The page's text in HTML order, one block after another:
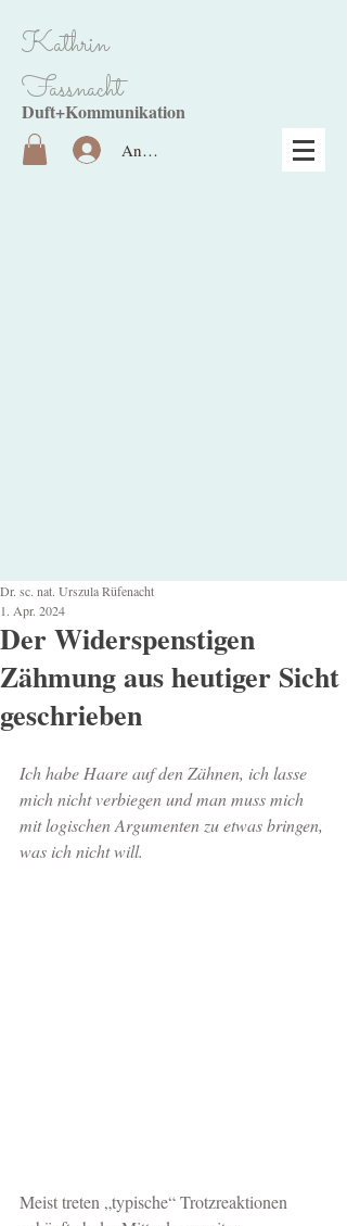
Kathrin
Fassnacht
Duft+Kommunikation
Anmelden
Der Widerspenstigen
Zähmung aus heutiger Sicht
geschrieben
Dr. sc. nat. Urszula Rüfenacht
1. Apr. 2024
Ich habe Haare auf den Zähnen, ich lasse
mich nicht verbiegen und man muss mich
mit logischen Argumenten zu etwas bringen,
was ich nicht will.
Meist treten „typische“ Trotzreaktionen